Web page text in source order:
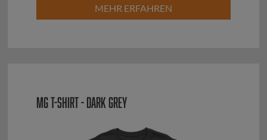
MEHR ERFAHREN
MG T-SHIRT - DARK GREY